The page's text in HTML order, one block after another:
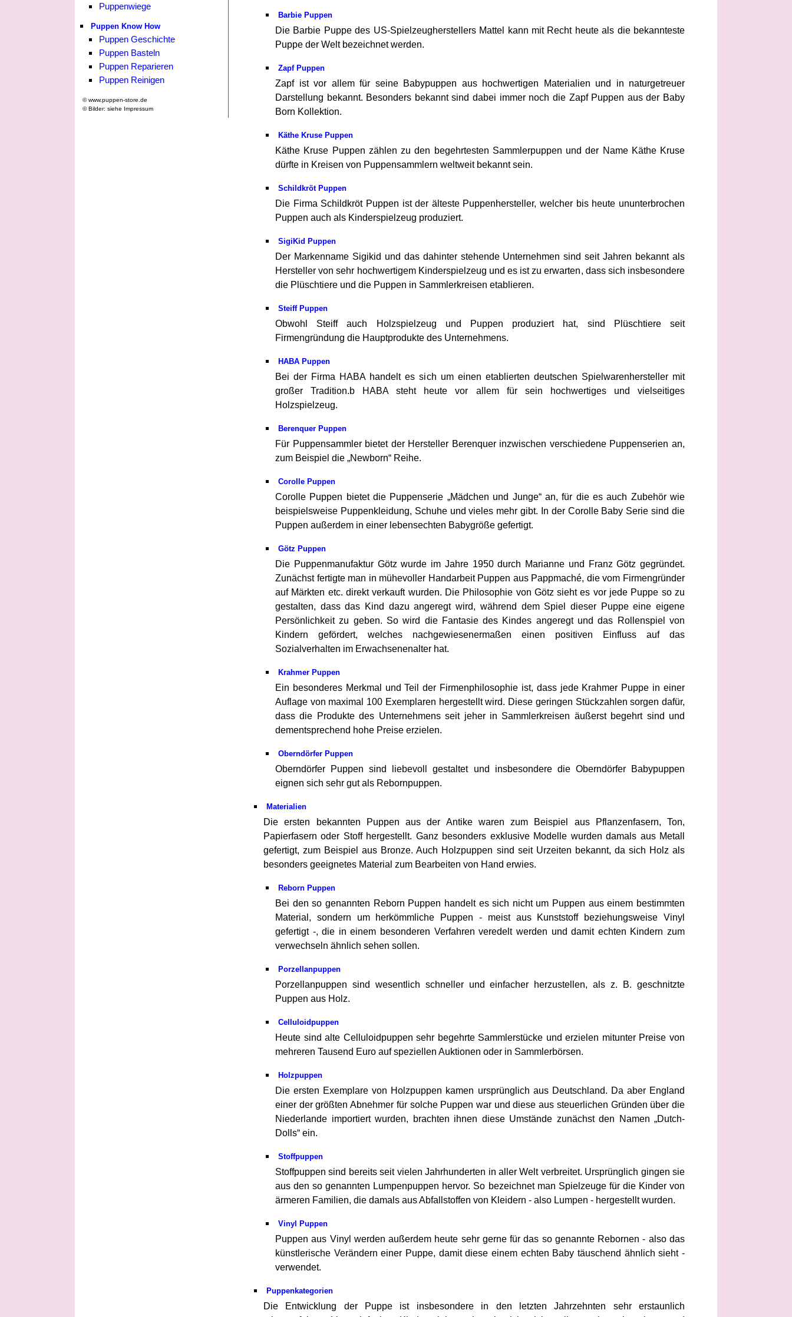
Barbie Puppen
Die Barbie Puppe des US-Spielzeugherstellers Mattel kann mit Recht heute als die bekannteste
Puppe der Welt bezeichnet werden.
Zapf Puppen
Zapf ist vor allem für seine Babypuppen aus hochwertigen Materialien und in naturgetreuer
Darstellung bekannt. Besonders bekannt sind dabei immer noch die Zapf Puppen aus der Baby
Born Kollektion.
Käthe Kruse Puppen
Käthe Kruse Puppen zählen zu den begehrtesten Sammlerpuppen und der Name Käthe Kruse
dürfte in Kreisen von Puppensammlern weltweit bekannt sein.
Schildkröt Puppen
Die Firma Schildkröt Puppen ist der älteste Puppenhersteller, welcher bis heute ununterbrochen
Puppen auch als Kinderspielzeug produziert.
SigiKid Puppen
Der Markenname Sigikid und das dahinter stehende Unternehmen sind seit Jahren bekannt als
Hersteller von sehr hochwertigem Kinderspielzeug und es ist zu erwarten, dass sich insbesondere
die Plüschtiere und die Puppen in Sammlerkreisen etablieren.
Steiff Puppen
Obwohl Steiff auch Holzspielzeug und Puppen produziert hat, sind Plüschtiere seit
Firmengründung die Hauptprodukte des Unternehmens.
HABA Puppen
Bei der Firma HABA handelt es sich um einen etablierten deutschen Spielwarenhersteller mit
großer Tradition.b HABA steht heute vor allem für sein hochwertiges und vielseitiges
Holzspielzeug.
Berenquer Puppen
Für Puppensammler bietet der Hersteller Berenquer inzwischen verschiedene Puppenserien an,
zum Beispiel die „Newborn“ Reihe.
Corolle Puppen
Corolle Puppen bietet die Puppenserie „Mädchen und Junge“ an, für die es auch Zubehör wie
beispielsweise Puppenkleidung, Schuhe und vieles mehr gibt. In der Corolle Baby Serie sind die
Puppen außerdem in einer lebensechten Babygröße gefertigt.
Götz Puppen
Die Puppenmanufaktur Götz wurde im Jahre 1950 durch Marianne und Franz Götz gegründet.
Zunächst fertigte man in mühevoller Handarbeit Puppen aus Pappmaché, die vom Firmengründer
auf Märkten etc. direkt verkauft wurden. Die Philosophie von Götz sieht es vor jede Puppe so zu
gestalten, dass das Kind dazu angeregt wird, während dem Spiel dieser Puppe eine eigene
Persönlichkeit zu geben. So wird die Fantasie des Kindes angeregt und das Rollenspiel von
Kindern gefördert, welches nachgewiesenermaßen einen positiven Einfluss auf das
Sozialverhalten im Erwachsenenalter hat.
Krahmer Puppen
Ein besonderes Merkmal und Teil der Firmenphilosophie ist, dass jede Krahmer Puppe in einer
Auflage von maximal 100 Exemplaren hergestellt wird. Diese geringen Stückzahlen sorgen dafür,
dass die Produkte des Unternehmens seit jeher in Sammlerkreisen äußerst begehrt sind und
dementsprechend hohe Preise erzielen.
Oberndörfer Puppen
Oberndörfer Puppen sind liebevoll gestaltet und insbesondere die Oberndörfer Babypuppen
eignen sich sehr gut als Rebornpuppen.
Materialien
Die ersten bekannten Puppen aus der Antike waren zum Beispiel aus Pflanzenfasern, Ton,
Papierfasern oder Stoff hergestellt. Ganz besonders exklusive Modelle wurden damals aus Metall
gefertigt, zum Beispiel aus Bronze. Auch Holzpuppen sind seit Urzeiten bekannt, da sich Holz als
besonders geeignetes Material zum Bearbeiten von Hand erwies.
Reborn Puppen
Bei den so genannten Reborn Puppen handelt es sich nicht um Puppen aus einem bestimmten
Material, sondern um herkömmliche Puppen - meist aus Kunststoff beziehungsweise Vinyl
gefertigt -, die in einem besonderen Verfahren veredelt werden und damit echten Kindern zum
verwechseln ähnlich sehen sollen.
Porzellanpuppen
Porzellanpuppen sind wesentlich schneller und einfacher herzustellen, als z. B. geschnitzte
Puppen aus Holz.
Celluloidpuppen
Heute sind alte Celluloidpuppen sehr begehrte Sammlerstücke und erzielen mitunter Preise von
mehreren Tausend Euro auf speziellen Auktionen oder in Sammlerbörsen.
Holzpuppen
Die ersten Exemplare von Holzpuppen kamen ursprünglich aus Deutschland. Da aber England
einer der größten Abnehmer für solche Puppen war und diese aus steuerlichen Gründen über die
Niederlande importiert wurden, brachten ihnen diese Umstände zunächst den Namen „Dutch-
Dolls“ ein.
Stoffpuppen
Stoffpuppen sind bereits seit vielen Jahrhunderten in aller Welt verbreitet. Ursprünglich gingen sie
aus den so genannten Lumpenpuppen hervor. So bezeichnet man Spielzeuge für die Kinder von
ärmeren Familien, die damals aus Abfallstoffen von Kleidern - also Lumpen - hergestellt wurden.
Vinyl Puppen
Puppen aus Vinyl werden außerdem heute sehr gerne für das so genannte Rebornen - also das
künstlerische Verändern einer Puppe, damit diese einem echten Baby täuschend ähnlich sieht -
verwendet.
Puppenkategorien
Die Entwicklung der Puppe ist insbesondere in den letzten Jahrzehnten sehr erstaunlich
Puppenwiege
Puppen Know How
Puppen Geschichte
Puppen Basteln
Puppen Reparieren
Puppen Reinigen
© www.puppen-store.de
© Bilder: siehe Impressum